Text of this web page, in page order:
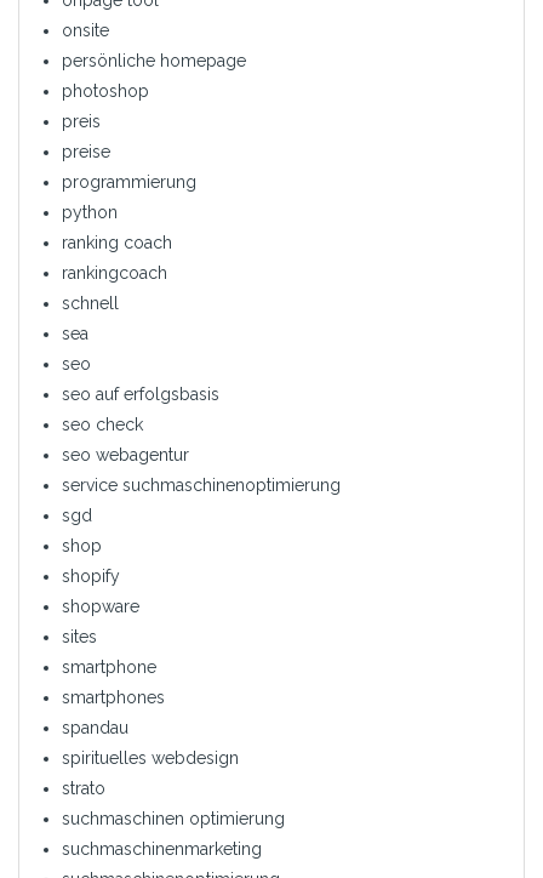
onsite
persönliche homepage
photoshop
preis
preise
programmierung
python
ranking coach
rankingcoach
schnell
sea
seo
seo auf erfolgsbasis
seo check
seo webagentur
service suchmaschinenoptimierung
sgd
shop
shopify
shopware
sites
smartphone
smartphones
spandau
spirituelles webdesign
strato
suchmaschinen optimierung
suchmaschinenmarketing